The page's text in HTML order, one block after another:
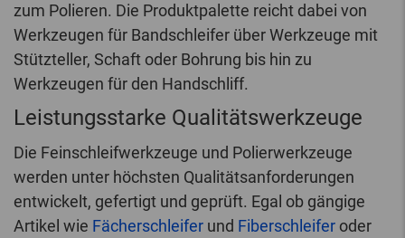
zum Polieren. Die Produktpalette reicht dabei von
Werkzeugen für Bandschleifer über Werkzeuge mit
Stützteller, Schaft oder Bohrung bis hin zu
Werkzeugen für den Handschliff.
Leistungsstarke Qualitätswerkzeuge
Die Feinschleifwerkzeuge und Polierwerkzeuge
werden unter höchsten Qualitätsanforderungen
entwickelt, gefertigt und geprüft. Egal ob gängige
Artikel wie Fächerschleifer und Fiberschleifer oder